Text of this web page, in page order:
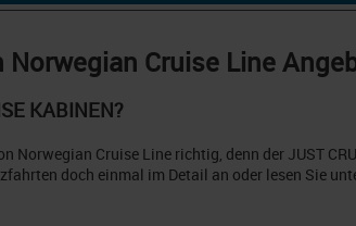
Cruise Line
KABINEN?
Norwegian Cruise Line richtig, denn der JUST
doch einmal im Detail an oder lesen Sie